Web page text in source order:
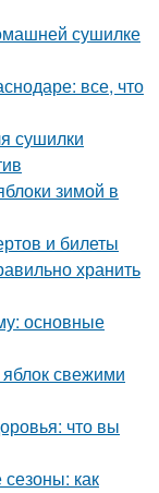
сушилке
все, что
сушилки
зимой в
и билеты
хранить
основные
свежими
что вы
как